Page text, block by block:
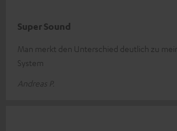
Super Sound
Man merkt den Unterschied deutlich zu
System
Andreas P.